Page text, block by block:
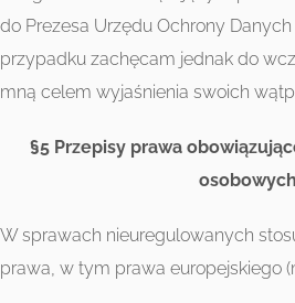
do Prezesa Urzędu Ochrony
przypadku zachęcam jednak do
mną celem wyjaśnienia swoich
§5 Przepisy prawa
osobowych
W sprawach nieuregulowanych
prawa, w tym prawa europejskiego